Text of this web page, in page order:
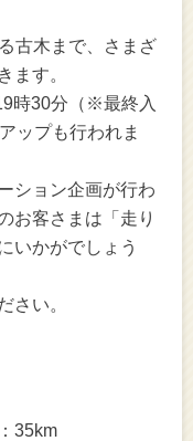
古木まで、さまざ
ます。
時30分（※最終入
ップも行われま
ション企画が行わ
お客さまは「走り
いかがでしょう
さい。
35km